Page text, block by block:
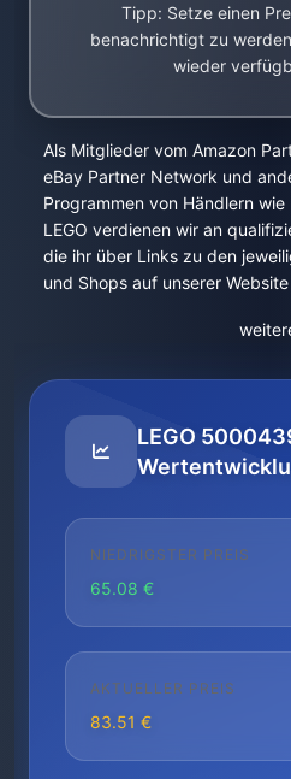
Tipp: Setze einen
benachrichtigt zu
wieder
Als Mitglieder vom Amazon
eBay Partner Network und
Programmen von Händlern
LEGO verdienen wir an
die ihr über Links zu den
und Shops auf unserer
LEGO
NIEDRIGSTER PREIS
65.08 €
AKTUELLER PREIS
83.51 €